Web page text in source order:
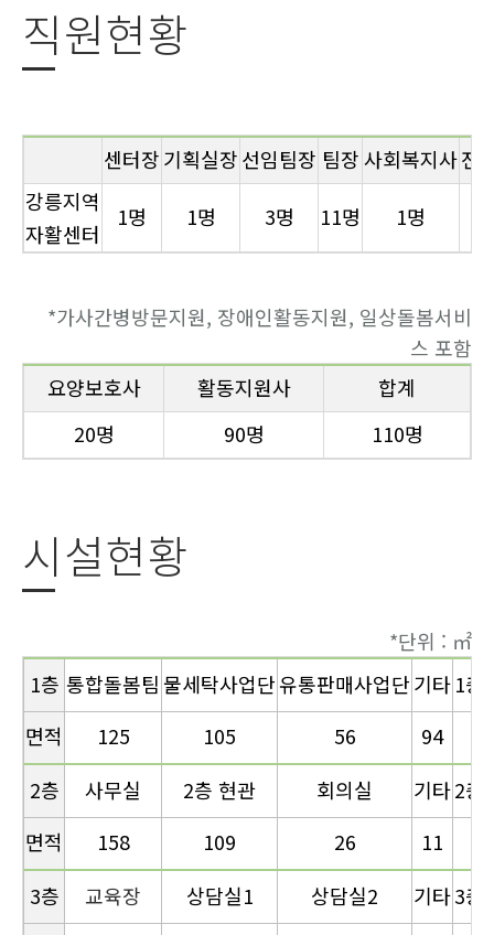
직원현황
센터장기획실장선임팀장 팀장사회복지사전
강릉지역
자활센터
1명 1명 3명 11명 1명
*가사간병방문지원, 장애인활동지원, 일상돌봄서비
스 포함
요양보호사
활동지원사
합계
20명
90명 110명
시설현황
*단위 : ㎡
1층 통합돌봄팀 물세탁사업단유통판매사업단기타1층
면적
125 105 56 94
2층
사무실 2층 현관 회의실 기타2층
면적
158 109 26 11
3층
교육장 상담실1 상담실2 기타3층